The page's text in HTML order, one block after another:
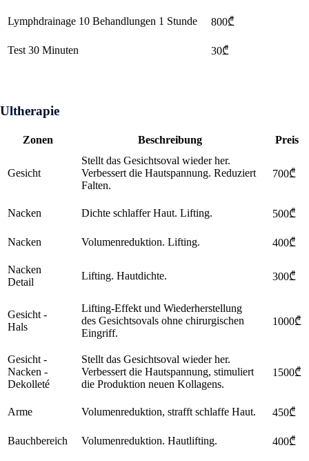
Lymphdrainage 10 Behandlungen 1 Stunde 800₾
Test 30 Minuten 30₾
Ultherapie
Zonen Beschreibung Preis
Gesicht
Stellt das Gesichtsoval wieder her.
Verbessert die Hautspannung. Reduziert
Falten.
700₾
Nacken Dichte schlaffer Haut. Lifting. 500₾
Nacken Volumenreduktion. Lifting. 400₾
Nacken
Detail
Lifting. Hautdichte. 300₾
Gesicht -
Hals
Lifting-Effekt und Wiederherstellung
des Gesichtsovals ohne chirurgischen
Eingriff.
1000₾
Gesicht -
Nacken -
Dekolleté
Stellt das Gesichtsoval wieder her.
Verbessert die Hautspannung, stimuliert
die Produktion neuen Kollagens.
1500₾
Arme Volumenreduktion, strafft schlaffe Haut. 450₾
Bauchbereich Volumenreduktion. Hautlifting. 400₾